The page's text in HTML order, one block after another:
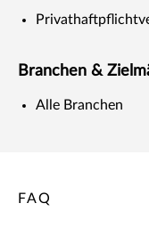
Branchen &
Alle Branchen
FAQ